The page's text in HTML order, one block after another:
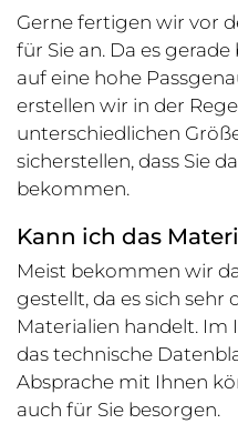
Gerne fertigen wir vor
für Sie an. Da es
auf eine hohe
erstellen wir in der
unterschiedlichen
sicherstellen, dass Sie
bekommen.
Kann ich das
Meist bekommen wir
gestellt, da es sich sehr
Materialien handelt. Im
das technische
Absprache mit Ihnen
auch für Sie besorgen.